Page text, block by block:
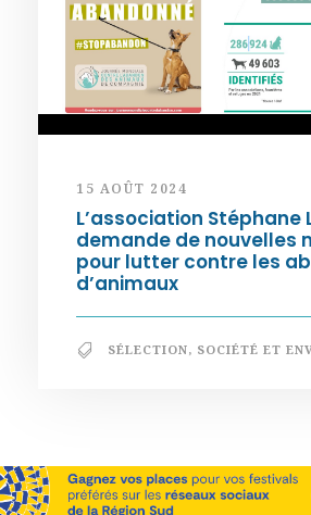
15 AOÛT 2024
L’association Stéphane
demande de nouvelles
pour lutter contre les
d’animaux
SÉLECTION, SOCIÉTÉ ET